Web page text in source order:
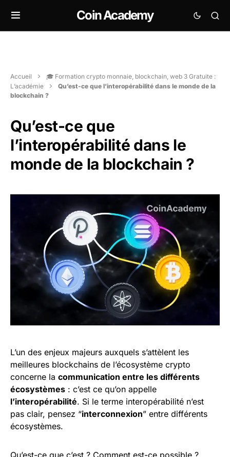
Coin Academy
Accueil
🎓 Formation crypto monnaie, blockchain, web 3 Gratuite :
L’académie
Qu’est-ce que l’interopérabilité dans le monde de la
blockchain ?
Qu’est-ce que
l’interopérabilité dans le
monde de la blockchain ?
L’un des enjeux majeurs auxquels s’attèlent les
meilleures blockchains de l’écosystème crypto
concerne la communication entre les différents
écosystèmes : c’est ce qu’on appelle
l’interopérabilité. Si le terme interopérabilité n’est
pas clair, pensez “interconnexion” entre différents
écosystèmes.
Qu’est-ce que c’est ? Comment est-ce possible ?